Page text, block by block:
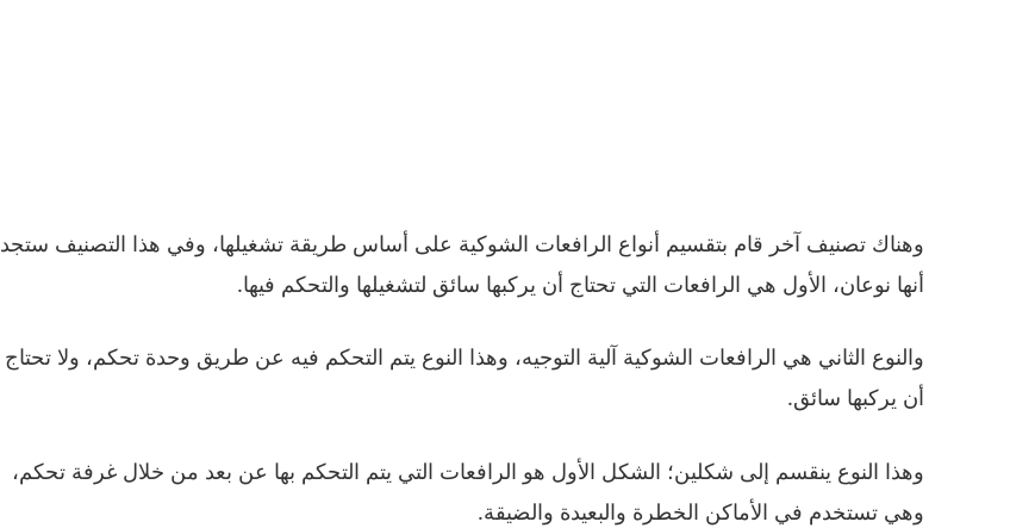
وهناك تصنيف آخر قام بتقسيم أنواع الرافعات الشوكية على أساس طريقة تشغيلها، وفي هذا التصنيف ستجد
أنها نوعان، الأول هي الرافعات التي تحتاج أن يركبها سائق لتشغيلها والتحكم فيها.
والنوع الثاني هي الرافعات الشوكية آلية التوجيه، وهذا النوع يتم التحكم فيه عن طريق وحدة تحكم، ولا تحتاج
أن يركبها سائق.
وهذا النوع ينقسم إلى شكلين؛ الشكل الأول هو الرافعات التي يتم التحكم بها عن بعد من خلال غرفة تحكم،
وهي تستخدم في الأماكن الخطرة والبعيدة والضيقة.